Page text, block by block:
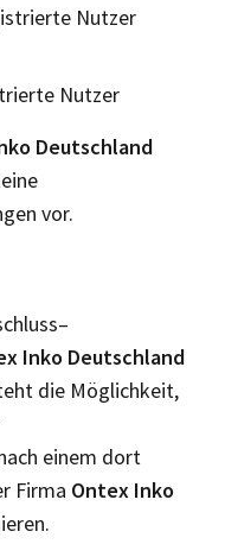
Nutzer
Nutzer
Deutschland
vor.
Inko Deutschland
die Möglichkeit,
einem dort
Firma Ontex Inko